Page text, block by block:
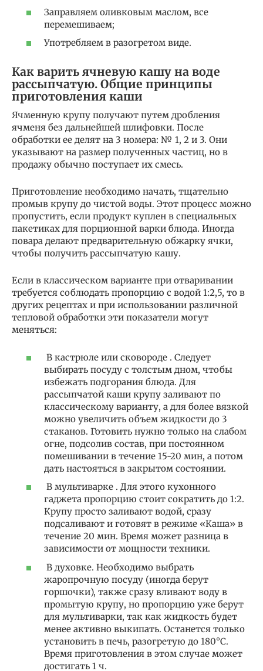
Заправляем оливковым маслом, все
перемешиваем;
Употребляем в разогретом виде.
Как варить ячневую кашу на воде
рассыпчатую. Общие принципы
приготовления каши
Ячменную крупу получают путем дробления
ячменя без дальнейшей шлифовки. После
обработки ее делят на 3 номера: № 1, 2 и 3. Они
указывают на размер полученных частиц, но в
продажу обычно поступает их смесь.
Приготовление необходимо начать, тщательно
промыв крупу до чистой воды. Этот процесс можно
пропустить, если продукт куплен в специальных
пакетиках для порционной варки блюда. Иногда
повара делают предварительную обжарку ячки,
чтобы получить рассыпчатую кашу.
Если в классическом варианте при отваривании
требуется соблюдать пропорцию с водой 1:2,5, то в
других рецептах и при использовании различной
тепловой обработки эти показатели могут
меняться:
В кастрюле или сковороде . Следует
выбирать посуду с толстым дном, чтобы
избежать подгорания блюда. Для
рассыпчатой каши крупу заливают по
классическому варианту, а для более вязкой
можно увеличить объем жидкости до 3
стаканов. Готовить нужно только на слабом
огне, подсолив состав, при постоянном
помешивании в течение 15-20 мин, а потом
дать настояться в закрытом состоянии.
В мультиварке . Для этого кухонного
гаджета пропорцию стоит сократить до 1:2.
Крупу просто заливают водой, сразу
подсаливают и готовят в режиме «Каша» в
течение 20 мин. Время может разница в
зависимости от мощности техники.
В духовке. Необходимо выбрать
жаропрочную посуду (иногда берут
горшочки), также сразу вливают воду в
промытую крупу, но пропорцию уже берут
для мультиварки, так как жидкость будет
менее активно выкипать. Останется только
установить в печь, разогретую до 180°С.
Время приготовления в этом случае может
достигать 1 ч.